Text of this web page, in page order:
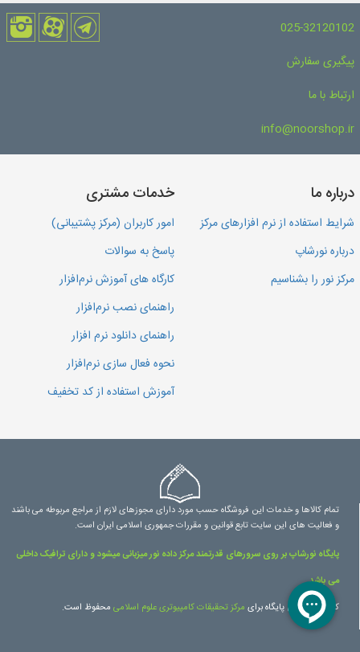
025-32120102
پیگیری سفارش
ارتباط با ما
info@noorshop.ir
درباره ما
شرایط استفاده از نرم افزارهای مرکز
درباره نورشاپ
مرکز نور را بشناسیم
خدمات مشتری
امور کاربران (مرکز پشتیبانی)
پاسخ به سوالات
کارگاه های آموزش نرم‌افزار
راهنمای نصب نرم‌افزار
راهنمای دانلود نرم افزار
نحوه فعال سازی نرم‌افزار
آموزش استفاده از کد تخفیف
تمام کالاها و خدمات این فروشگاه حسب مورد دارای مجوزهای لازم از مراجع مربوطه می باشند
و فعالیت های این سایت تابع قوانین و مقررات جمهوری اسلامی ایران است.
پایگاه نورشاپ بر روی سرورهای قدرتمند مرکز داده نور میزبانی میشود و دارای ترافیک داخلی
می باشد.
کلیه حقوق این پایگاه برای مرکز تحقیقات کامپیوتری علوم اسلامی محفوظ است.